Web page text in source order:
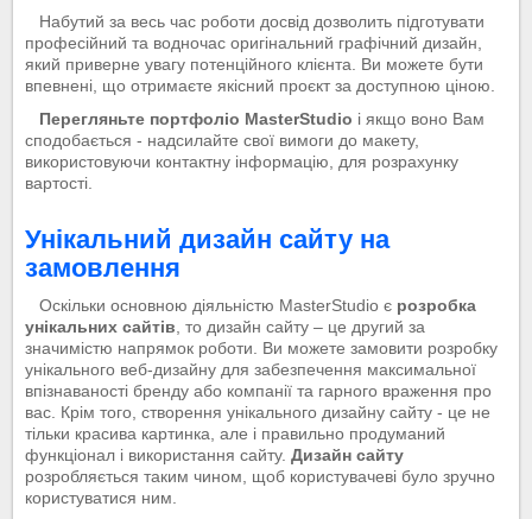
Набутий за весь час роботи досвід дозволить підготувати
професійний та водночас оригінальний графічний дизайн,
який приверне увагу потенційного клієнта. Ви можете бути
впевнені, що отримаєте якісний проєкт за доступною ціною.
Перегляньте портфоліо MasterStudio і якщо воно Вам
сподобається - надсилайте свої вимоги до макету,
використовуючи контактну інформацію, для розрахунку
вартості.
Унікальний дизайн сайту на
замовлення
Оскільки основною діяльністю MasterStudio є розробка
унікальних сайтів , то дизайн сайту – це другий за
значимістю напрямок роботи. Ви можете замовити розробку
унікального веб-дизайну для забезпечення максимальної
впізнаваності бренду або компанії та гарного враження про
вас. Крім того, створення унікального дизайну сайту - це не
тільки красива картинка, але і правильно продуманий
функціонал і використання сайту. Дизайн сайту
розробляється таким чином, щоб користувачеві було зручно
користуватися ним.